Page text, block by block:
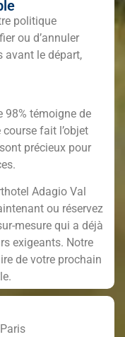
politique
ou d’annuler
avant le départ,
98% témoigne de
fait l’objet
précieux pour
Adagio Val
ou réservez
mesure qui a déjà
exigeants. Notre
de votre prochain